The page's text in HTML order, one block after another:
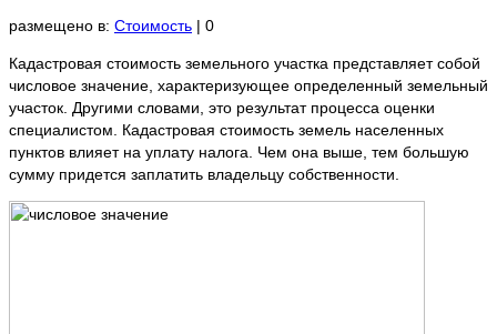
размещено в: Стоимость | 0
Кадастровая стоимость земельного участка представляет собой
числовое значение, характеризующее определенный земельный
участок. Другими словами, это результат процесса оценки
специалистом. Кадастровая стоимость земель населенных
пунктов влияет на уплату налога. Чем она выше, тем большую
сумму придется заплатить владельцу собственности.